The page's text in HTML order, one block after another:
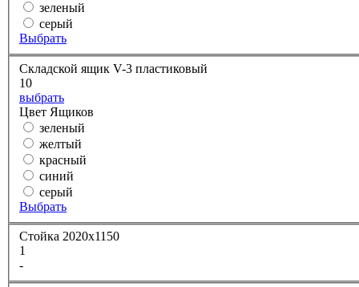
зеленый
серый
Выбрать
Складской ящик V-3 пластиковый
10
выбрать
Цвет Ящиков
зеленый
желтый
красный
синий
серый
Выбрать
Стойка 2020х1150
1
-